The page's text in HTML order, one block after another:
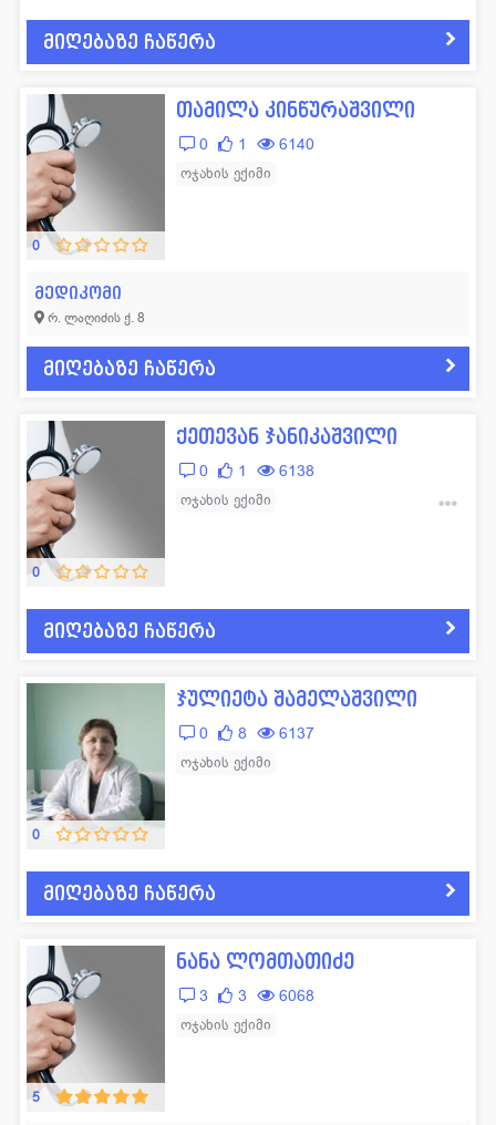
მიღებაზე ჩაწერა
0
თამილა კინწურაშვილი
0 1 6140
ოჯახის ექიმი
მედიკომი
რ. ლაღიძის ქ. 8
მიღებაზე ჩაწერა
0
ქეთევან ჯანიკაშვილი
0 1 6138
ოჯახის ექიმი
მიღებაზე ჩაწერა
0
ჯულიეტა შამელაშვილი
0 8 6137
ოჯახის ექიმი
მიღებაზე ჩაწერა
5
ნანა ლომთათიძე
3 3 6068
ოჯახის ექიმი